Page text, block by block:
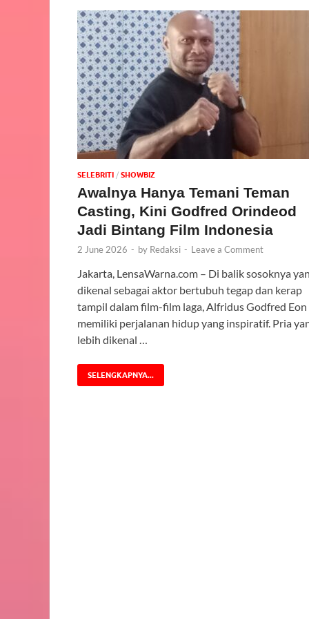
SELEBRITI / ‎SHOWBIZ
Awalnya Hanya Temani Teman
Casting, Kini Godfred Orindeod
Jadi Bintang Film Indonesia
2 June 2026 - by Redaksi - Leave a Comment
Jakarta, LensaWarna.com – Di balik sosoknya
dikenal sebagai aktor bertubuh tegap dan kerap
tampil dalam film-film laga, Alfridus Godfred Eon
memiliki perjalanan hidup yang inspiratif. Pria
lebih dikenal …
SELENGKAPNYA...